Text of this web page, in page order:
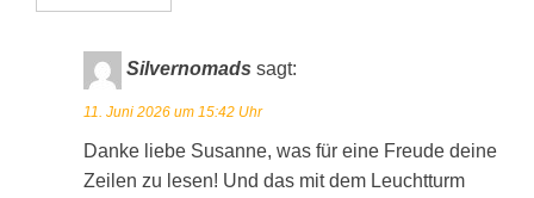
Silvernomads sagt:
11. Juni 2026 um 15:42 Uhr
Danke liebe Susanne, was für eine Freude deine
Zeilen zu lesen! Und das mit dem Leuchtturm